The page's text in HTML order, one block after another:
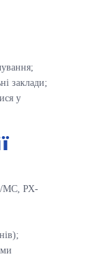
заклади;
у
МС, РХ-